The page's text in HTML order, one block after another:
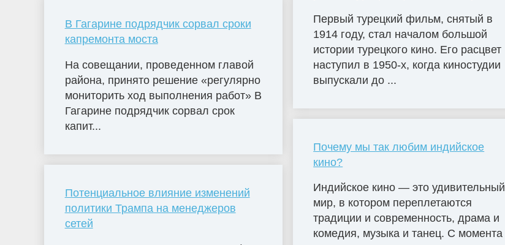
В Гагарине подрядчик сорвал сроки
капремонта моста
На совещании, проведенном главой
района, принято решение «регулярно
мониторить ход выполнения работ» В
Гагарине подрядчик сорвал срок
капит...
Потенциальное влияние изменений
политики Трампа на менеджеров
сетей
Первый турецкий фильм, снятый в
1914 году, стал началом большой
истории турецкого кино. Его расцвет
наступил в 1950-х, когда киностудии
выпускали до ...
Почему мы так любим индийское
кино?
Индийское кино — это удивительный
мир, в котором переплетаются
традиции и современность, драма и
комедия, музыка и танец. С момента